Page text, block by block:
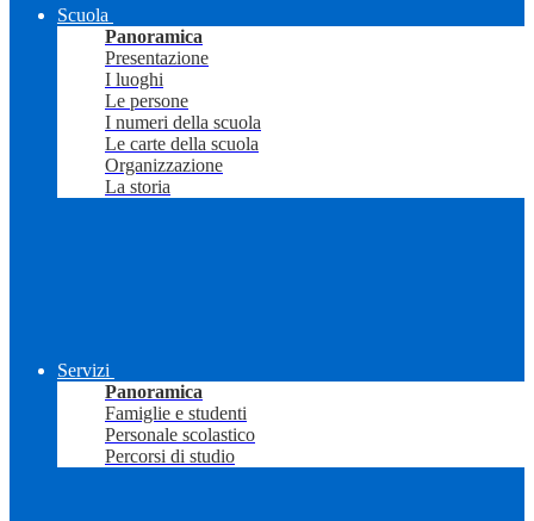
Scuola
Panoramica
Presentazione
I luoghi
Le persone
I numeri della scuola
Le carte della scuola
Organizzazione
La storia
Servizi
Panoramica
Famiglie e studenti
Personale scolastico
Percorsi di studio